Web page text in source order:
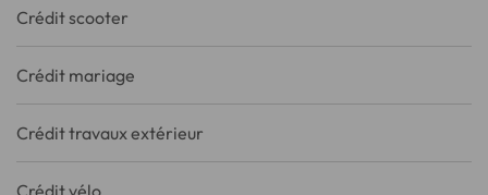
Crédit scooter
Crédit mariage
Crédit travaux extérieur
Crédit vélo